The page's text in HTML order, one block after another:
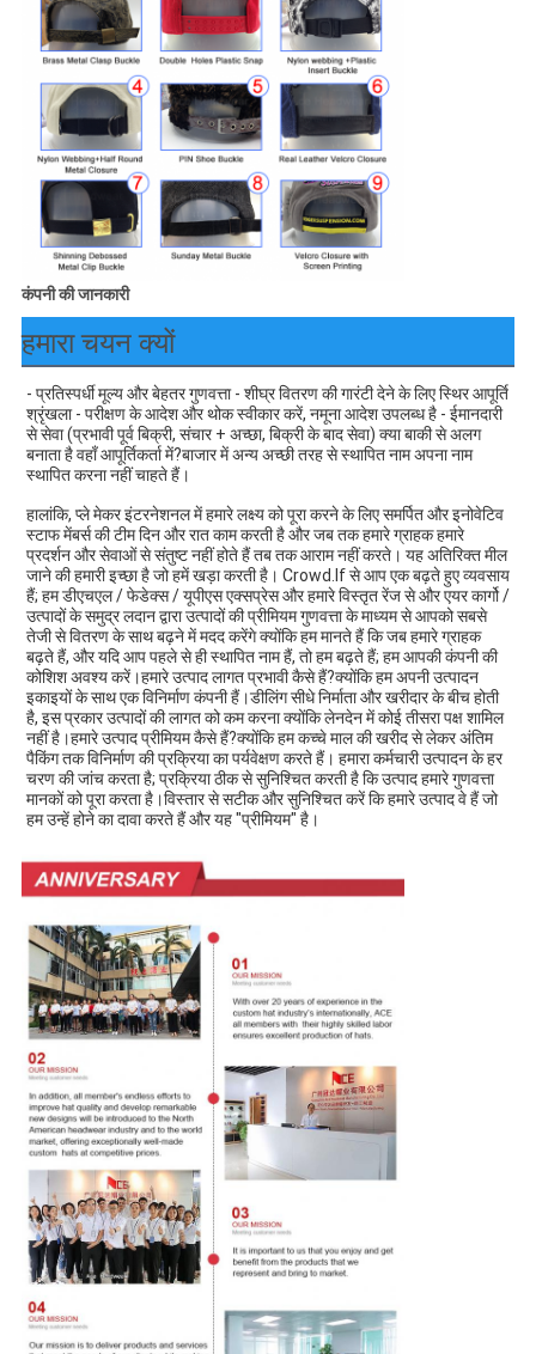
कंपनी की जानकारी
हमारा चयन क्यों
- प्रतिस्पर्धी मूल्य और बेहतर गुणवत्ता - शीघ्र वितरण की गारंटी देने के लिए स्थिर आपूर्ति
श्रृंखला - परीक्षण के आदेश और थोक स्वीकार करें, नमूना आदेश उपलब्ध है - ईमानदारी
से सेवा (प्रभावी पूर्व बिक्री, संचार + अच्छा, बिक्री के बाद सेवा) क्या बाकी से अलग
बनाता है वहाँ आपूर्तिकर्ता में?बाजार में अन्य अच्छी तरह से स्थापित नाम अपना नाम
स्थापित करना नहीं चाहते हैं।
हालांकि, प्ले मेकर इंटरनेशनल में हमारे लक्ष्य को पूरा करने के लिए समर्पित और इनोवेटिव
स्टाफ मेंबर्स की टीम दिन और रात काम करती है और जब तक हमारे ग्राहक हमारे
प्रदर्शन और सेवाओं से संतुष्ट नहीं होते हैं तब तक आराम नहीं करते। यह अतिरिक्त मील
जाने की हमारी इच्छा है जो हमें खड़ा करती है। Crowd.If से आप एक बढ़ते हुए व्यवसाय
हैं; हम डीएचएल / फेडेक्स / यूपीएस एक्सप्रेस और हमारे विस्तृत रेंज से और एयर कार्गो /
उत्पादों के समुद्र लदान द्वारा उत्पादों की प्रीमियम गुणवत्ता के माध्यम से आपको सबसे
तेजी से वितरण के साथ बढ़ने में मदद करेंगे क्योंकि हम मानते हैं कि जब हमारे ग्राहक
बढ़ते हैं, और यदि आप पहले से ही स्थापित नाम हैं, तो हम बढ़ते हैं; हम आपकी कंपनी की
कोशिश अवश्य करें।हमारे उत्पाद लागत प्रभावी कैसे हैं?क्योंकि हम अपनी उत्पादन
इकाइयों के साथ एक विनिर्माण कंपनी हैं।डीलिंग सीधे निर्माता और खरीदार के बीच होती
है, इस प्रकार उत्पादों की लागत को कम करना क्योंकि लेनदेन में कोई तीसरा पक्ष शामिल
नहीं है।हमारे उत्पाद प्रीमियम कैसे हैं?क्योंकि हम कच्चे माल की खरीद से लेकर अंतिम
पैकिंग तक विनिर्माण की प्रक्रिया का पर्यवेक्षण करते हैं। हमारा कर्मचारी उत्पादन के हर
चरण की जांच करता है; प्रक्रिया ठीक से सुनिश्चित करती है कि उत्पाद हमारे गुणवत्ता
मानकों को पूरा करता है।विस्तार से सटीक और सुनिश्चित करें कि हमारे उत्पाद वे हैं जो
हम उन्हें होने का दावा करते हैं और यह "प्रीमियम" है।